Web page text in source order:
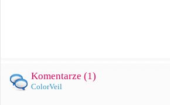
Komentarze (1)
ColorVeil